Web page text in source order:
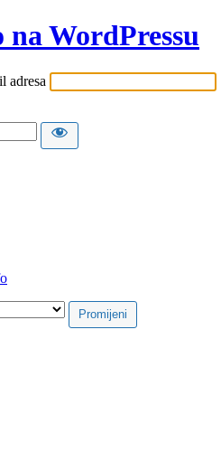
na WordPressu
adresa